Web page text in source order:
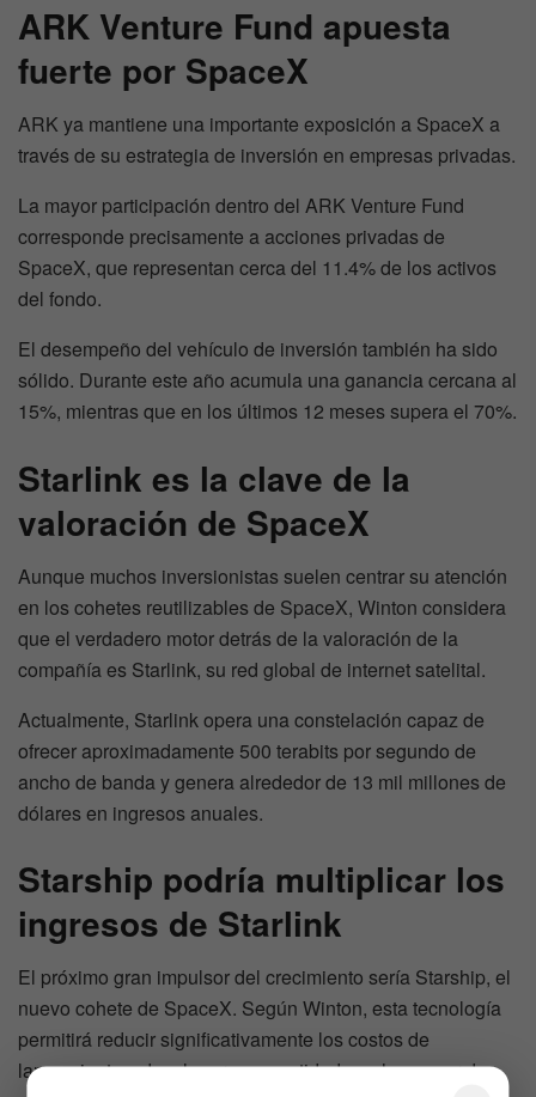
ARK Venture Fund apuesta
fuerte por SpaceX
ARK ya mantiene una importante exposición a SpaceX a
través de su estrategia de inversión en empresas privadas.
La mayor participación dentro del ARK Venture Fund
corresponde precisamente a acciones privadas de
SpaceX, que representan cerca del 11.4% de los activos
del fondo.
El desempeño del vehículo de inversión también ha sido
sólido. Durante este año acumula una ganancia cercana al
15%, mientras que en los últimos 12 meses supera el 70%.
Starlink es la clave de la
valoración de SpaceX
Aunque muchos inversionistas suelen centrar su atención
en los cohetes reutilizables de SpaceX, Winton considera
que el verdadero motor detrás de la valoración de la
compañía es Starlink, su red global de internet satelital.
Actualmente, Starlink opera una constelación capaz de
ofrecer aproximadamente 500 terabits por segundo de
ancho de banda y genera alrededor de 13 mil millones de
dólares en ingresos anuales.
Starship podría multiplicar los
ingresos de Starlink
El próximo gran impulsor del crecimiento sería Starship, el
nuevo cohete de SpaceX. Según Winton, esta tecnología
permitirá reducir significativamente los costos de
lanzamiento y desplegar una cantidad mucho mayor de